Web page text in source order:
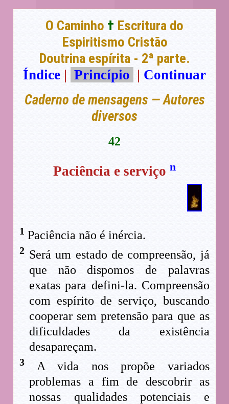
O Caminho † Escritura do
Espiritismo Cristão
Doutrina espírita - 2ª parte.
Índice | Princípio | Continuar
Caderno de mensagens — Autores
diversos
42
Paciência e serviço n
1 Paciência não é inércia.
2 Será um estado de compreensão, já
que não dispomos de palavras
exatas para defini-la. Compreensão
com espírito de serviço, buscando
cooperar sem pretensão para que as
dificuldades da existência
desapareçam.
3 A vida nos propõe variados
problemas a fim de descobrir as
nossas qualidades potenciais e